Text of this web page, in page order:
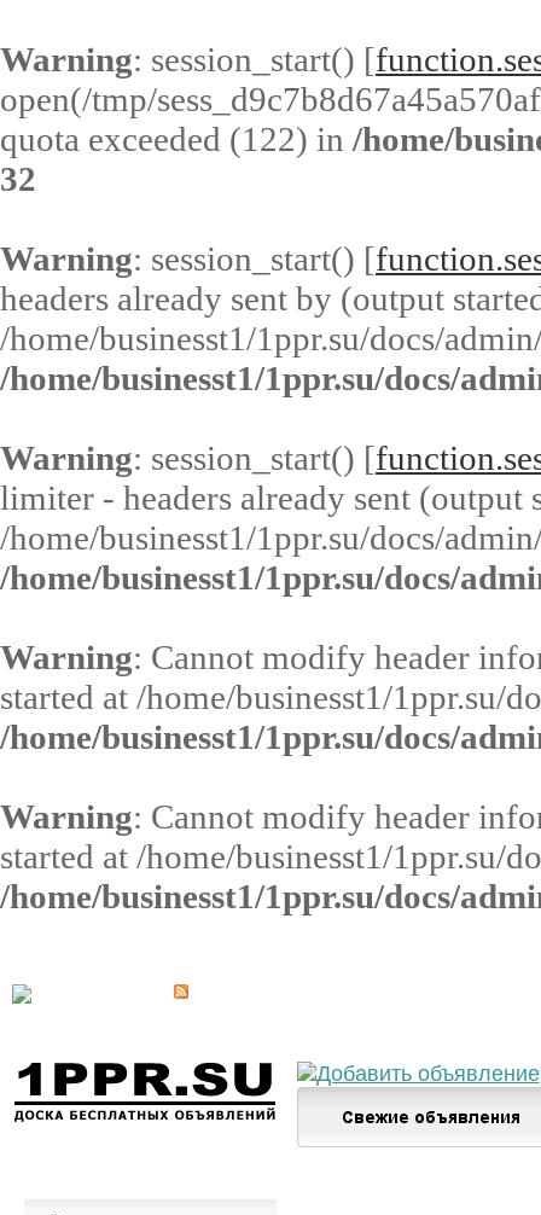
Warning: session_start() [
open(/tmp/
quota exceeded (122) in /home/
32
Warning: session_start() [
headers already sent by (output
/home/businesst1/1ppr.su/docs/
/home/businesst1/1ppr.su/docs/
Warning: session_start() [
limiter - headers already sent (output
/home/businesst1/1ppr.su/docs/
/home/businesst1/1ppr.su/docs/
Warning: Cannot modify header
started at /home/businesst1/1ppr.su/
/home/businesst1/1ppr.su/docs/
Warning: Cannot modify header
started at /home/businesst1/1ppr.su/
/home/businesst1/1ppr.su/docs/